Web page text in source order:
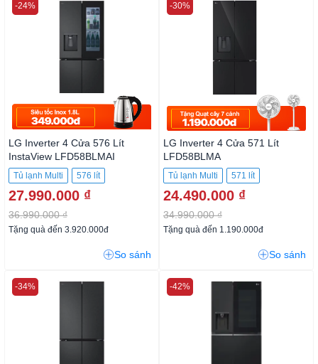
LG Inverter 4 Cửa 576 Lít
InstaView LFD58BLMAI
Tủ lạnh Multi 576 lít
27.990.000 ₫
36.990.000 ₫
-24%
Tặng quà đến 3.920.000đ
So sánh
LG Inverter 4 Cửa 571 Lít
LFD58BLMA
Tủ lạnh Multi 571 lít
24.490.000 ₫
34.990.000 ₫
-30%
Tặng quà đến 1.190.000đ
So sánh
-34% -42%